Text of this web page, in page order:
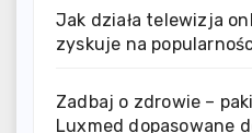
Jak działa telewizja
zyskuje na
Zadbaj o zdrowie –
Luxmed dopasowane